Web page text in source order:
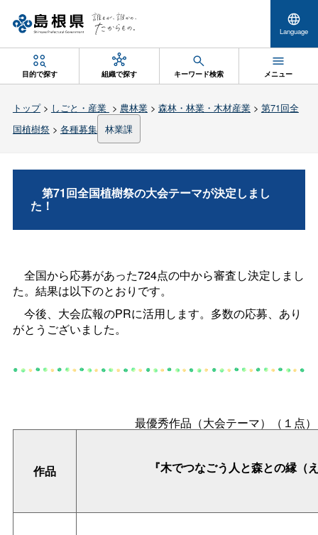
Language
目的で探す 組織で探す キーワード検索 メニュー
トップ> しごと・産業 > 農林業> 森林・林業・木材産業> 第71回全
国植樹祭> 各種募集 林業課
第71回全国植樹祭の大会テーマが決定しまし
た！
全国から応募があった724点の中から審査し決定しまし
た。結果は以下のとおりです。
今後、大会広報のPRに活用します。多数の応募、あり
がとうございました。
最優秀作品（大会テーマ）（１点）
作品 『木でつなごう人と森との縁（